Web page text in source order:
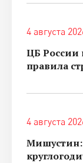
4 августа
ЦБ России
правила
4 августа
Мишустин: